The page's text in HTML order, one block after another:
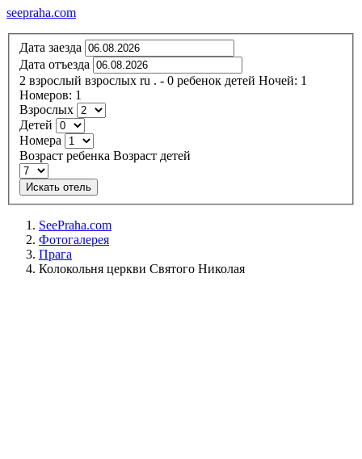
seepraha.com
Дата заезда
Дата отъезда
2 взрослый взрослых ru . - 0 ребенок детей Ночей: 1
Номеров: 1
Взрослых
Детей
Номера
Возраст ребенка Возраст детей
Искать отель
SeePraha.com
Фотогалерея
Прага
Колокольня церкви Святого Николая